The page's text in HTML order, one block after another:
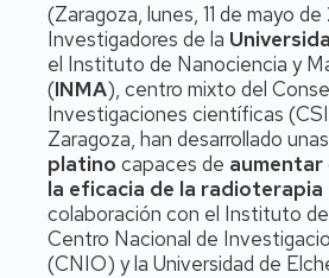
(Zaragoza, lunes, 11 de mayo
Investigadores de la
el Instituto de Nanociencia y
(INMA), centro mixto del
Investigaciones científicas
Zaragoza, han desarrollado unas
platino capaces de aumentar
la eficacia de la radioterapia
colaboración con el Instituto
Centro Nacional de
(CNIO) y la Universidad de